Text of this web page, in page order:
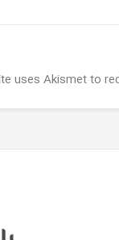
uses Akismet to